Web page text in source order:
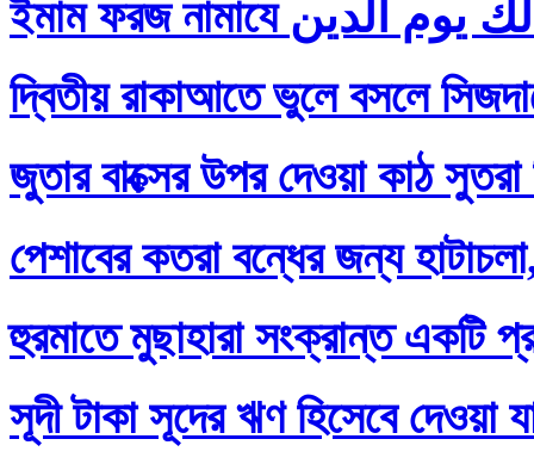
দ্বিতীয় রাকাআতে ভুলে বসলে
জুতার বাক্সের উপর দেওয়া কাঠ সুতরা
পেশাবের কতরা বন্ধের জন্য
হুরমাতে মুছাহারা সংক্রান্ত একটি
সূদী টাকা সূদের ঋণ হিসেবে দেওয়া